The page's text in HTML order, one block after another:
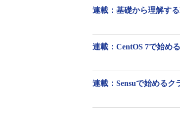
イル
ファイル
コマンド
意味
連載：基礎から理解す
連載：CentOS 7で始め
連載：Sensuで始める